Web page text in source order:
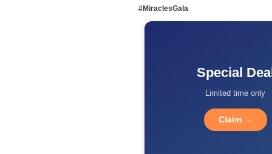
#MiraclesGala
Special
Limited time only
Claim →